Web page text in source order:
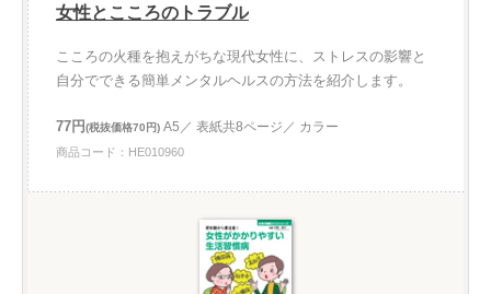
女性とこころのトラブル
こころの火種を抱えがちな現代女性に、ストレスの影響と
自分でできる簡単メンタルヘルスの方法を紹介します。
77円(税抜価格70円) A5／ 表紙共8ページ／ カラー
商品コード：HE010960